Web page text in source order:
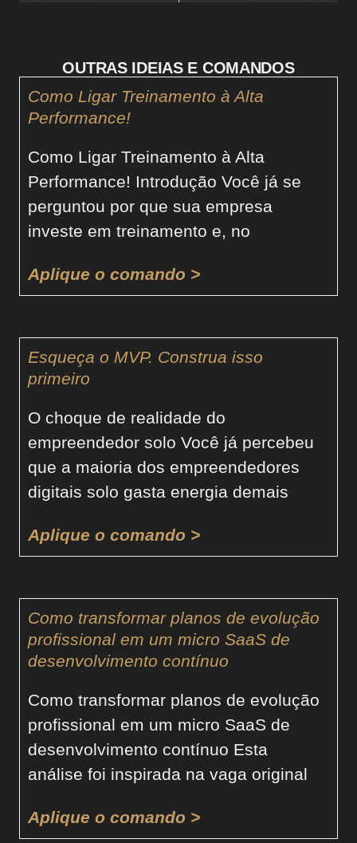
OUTRAS IDEIAS E COMANDOS
Como Ligar Treinamento à Alta
Performance!
Como Ligar Treinamento à Alta
Performance! Introdução Você já se
perguntou por que sua empresa
investe em treinamento e, no
Aplique o comando >
Esqueça o MVP. Construa isso
primeiro
O choque de realidade do
empreendedor solo Você já percebeu
que a maioria dos empreendedores
digitais solo gasta energia demais
Aplique o comando >
Como transformar planos de evolução
profissional em um micro SaaS de
desenvolvimento contínuo
Como transformar planos de evolução
profissional em um micro SaaS de
desenvolvimento contínuo Esta
análise foi inspirada na vaga original
Aplique o comando >